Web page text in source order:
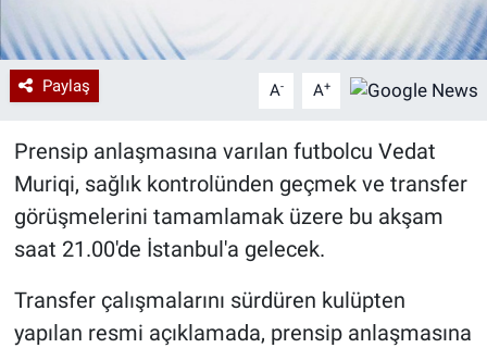
Paylaş A- A+
Prensip anlaşmasına varılan futbolcu Vedat
Muriqi, sağlık kontrolünden geçmek ve transfer
görüşmelerini tamamlamak üzere bu akşam
saat 21.00'de İstanbul'a gelecek.
Transfer çalışmalarını sürdüren kulüpten
yapılan resmi açıklamada, prensip anlaşmasına
Teknoloji
Ramazan